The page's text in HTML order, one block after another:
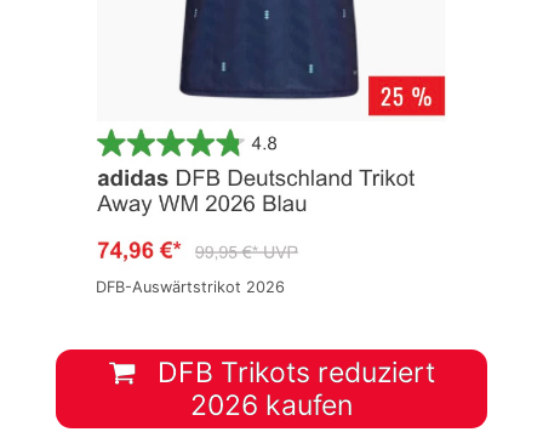
DFB-Auswärtstrikot 2026
DFB Trikots reduziert
2026 kaufen